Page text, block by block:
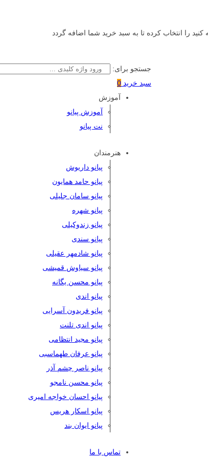
را انتخاب کرده تا به سبد خرید شما اضافه گردد
جستجو برای:
سبد خرید 0
آموزش
آموزش پیانو
نت پیانو
هنرمندان
پیانو داریوش
پیانو حامد همایون
پیانو سامان جلیلی
پیانو شهره
پیانو زندوکیلی
پیانو سندی
پیانو شادمهر عقیلی
پیانو سیاوش قمیشی
پیانو محسن یگانه
پیانو اندی
پیانو فریدون آسرایی
پیانو اندی تلنت
پیانو مجید انتظامی
پیانو عرفان طهماسبی
پیانو ناصر چشم آذر
پیانو محسن نامجو
پیانو احسان خواجه امیری
پیانو اسکار هریس
پیانو ایوان بند
تماس با ما